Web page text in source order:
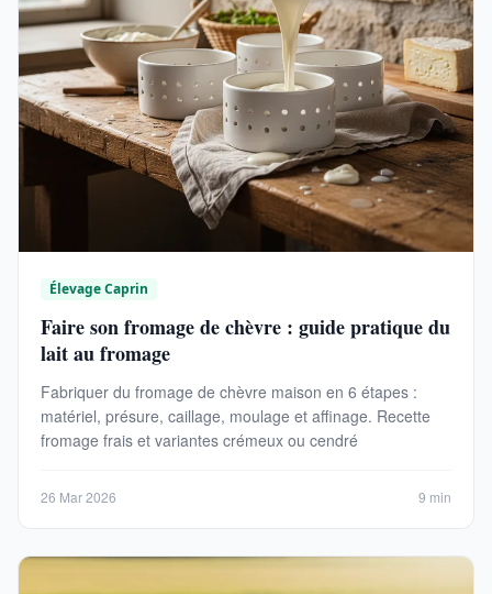
Élevage Caprin
Faire son fromage de chèvre : guide pratique du
lait au fromage
Fabriquer du fromage de chèvre maison en 6 étapes :
matériel, présure, caillage, moulage et affinage. Recette
fromage frais et variantes crémeux ou cendré
26 Mar 2026 9 min